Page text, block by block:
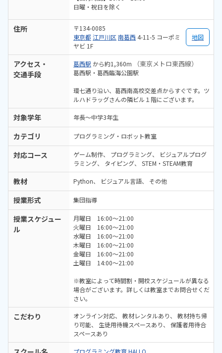
日曜・祝日を除く
住所
〒134-0085
東京都 江戸川区 南葛西 4-11-5 コーポミ
ヤビ 1F
地図
アクセス・
交通手段
葛西駅 から約1,360m （東京メトロ東西線）
葛西駅・葛西臨海公園駅
環七通り沿い、葛西南高校交差点からすぐです。ツ
ルハドラッグさんの隣ビル１階にございます。
対象学年 年長～中学3年生
カテゴリ プログラミング・ロボット教室
対応コース ゲーム制作 プログラミング
ビジュアルプログ
ラミング
タイピング STEM・STEAM教育
教材 Python ビジュアル言語 その他
授業形式 集団指導
授業スケジュー
ル
月曜日 16:00～21:00
火曜日 16:00～21:00
水曜日 16:00～21:00
木曜日 16:00～21:00
金曜日 16:00～21:00
土曜日 14:00～21:00
※教室によって時間割・開校スケジュールが異なる
場合がございます。詳しくは教室までお問合せくだ
さい。
こだわり オンライン対応 教材レンタルあり
教材持ち帰
り可能
生徒用待機スペースあり
保護者用待合
スペースあり
プログラミング教育 HALLO